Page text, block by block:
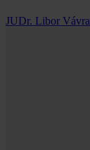
JUDr. Libor Vávra